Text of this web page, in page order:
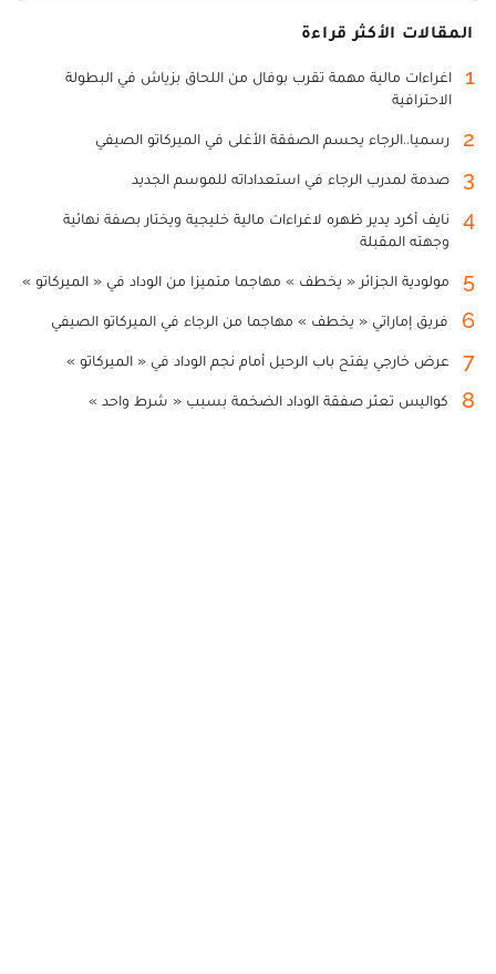
المقالات الأكثر قراءة
1
اغراءات مالية مهمة تقرب بوفال من اللحاق بزياش في البطولة
الاحترافية
2 رسميا..الرجاء يحسم الصفقة الأغلى في الميركاتو الصيفي
3 صدمة لمدرب الرجاء في استعداداته للموسم الجديد
4
نايف أكرد يدير ظهره لاغراءات مالية خليجية ويختار بصفة نهائية
وجهته المقبلة
5 مولودية الجزائر « يخطف » مهاجما متميزا من الوداد في « الميركاتو »
6 فريق إماراتي « يخطف » مهاجما من الرجاء في الميركاتو الصيفي
7 عرض خارجي يفتح باب الرحيل أمام نجم الوداد في « الميركاتو »
8 كواليس تعثر صفقة الوداد الضخمة بسبب « شرط واحد »